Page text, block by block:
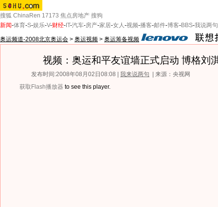
搜狐 ChinaRen 17173 焦点房地产 搜狗
新闻-体育-S-娱乐-V-财经- IT-汽车-房产-家居-女人-视频-播客-邮件-博客-BBS-我说两句
奥运频道-2008北京奥运会 > 奥运视频 > 奥运筹备视频
视频：奥运和平友谊墙正式启动 博格刘
发布时间:2008年08月02日08:08 | 我来说两句
| 来源：央视网
获取Flash播放器 to see this player.